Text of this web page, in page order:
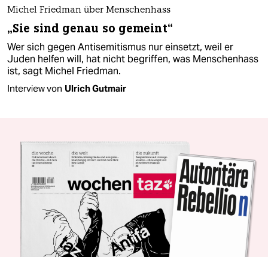
Michel Friedman über Menschenhass
„Sie sind genau so gemeint“
Wer sich gegen Antisemitismus nur einsetzt, weil er
Juden helfen will, hat nicht begriffen, was Menschenhass
ist, sagt Michel Friedman.
Interview von Ulrich Gutmair